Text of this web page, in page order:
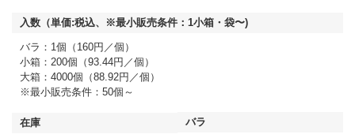
バラ：1個（160円／個）
小箱：200個（93.44円／個）
大箱：4000個（88.92円／個）
※最小販売条件：50個～